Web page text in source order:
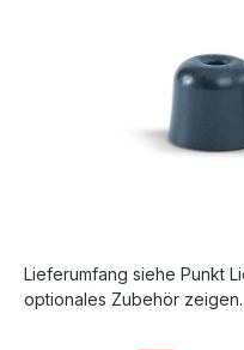
Lieferumfang siehe Punkt
optionales Zubehör zeigen.